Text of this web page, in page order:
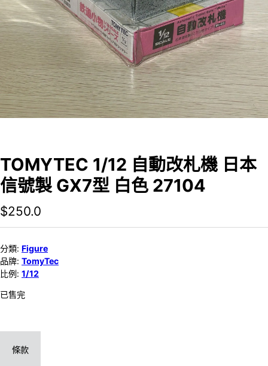
TOMYTEC 1/12 自動改札機 日本
信號製 GX7型 白色 27104
$250.0
分類: Figure
品牌: TomyTec
比例: 1/12
已售完
條款